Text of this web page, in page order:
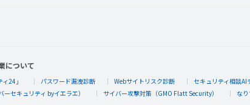
について
24」 パスワード漏洩診断 Webサイトリスク診断
セキュリティ相談AI
セキュリティ byイエラエ） サイバー攻撃対策（GMO Flatt Security） な